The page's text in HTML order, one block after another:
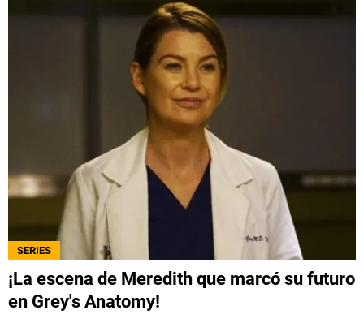
SERIES
¡La escena de Meredith que marcó su futuro
en Grey's Anatomy!